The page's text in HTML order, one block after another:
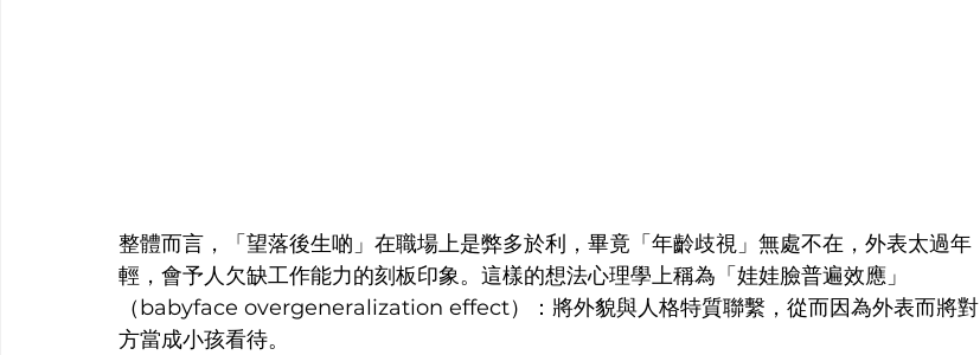
整體而言，「望落後生啲」在職場上是弊多於利，畢竟「年齡歧視」無處不在，外表太過年
輕，會予人欠缺工作能力的刻板印象。這樣的想法心理學上稱為「娃娃臉普遍效應」
（babyface overgeneralization effect）：將外貌與人格特質聯繫，從而因為外表而將對
方當成小孩看待。